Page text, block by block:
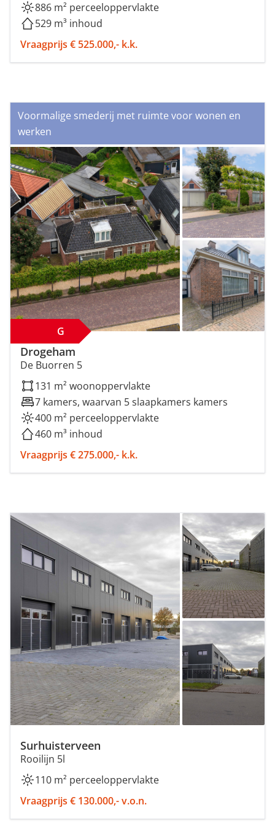
886 m² perceeloppervlakte
529 m³ inhoud
Vraagprijs € 525.000,- k.k.
Voormalige smederij met ruimte voor wonen en
werken
G
Drogeham
De Buorren 5
131 m² woonoppervlakte
7 kamers, waarvan 5 slaapkamers kamers
400 m² perceeloppervlakte
460 m³ inhoud
Vraagprijs € 275.000,- k.k.
Surhuisterveen
Rooilijn 5l
110 m² perceeloppervlakte
Vraagprijs € 130.000,- v.o.n.